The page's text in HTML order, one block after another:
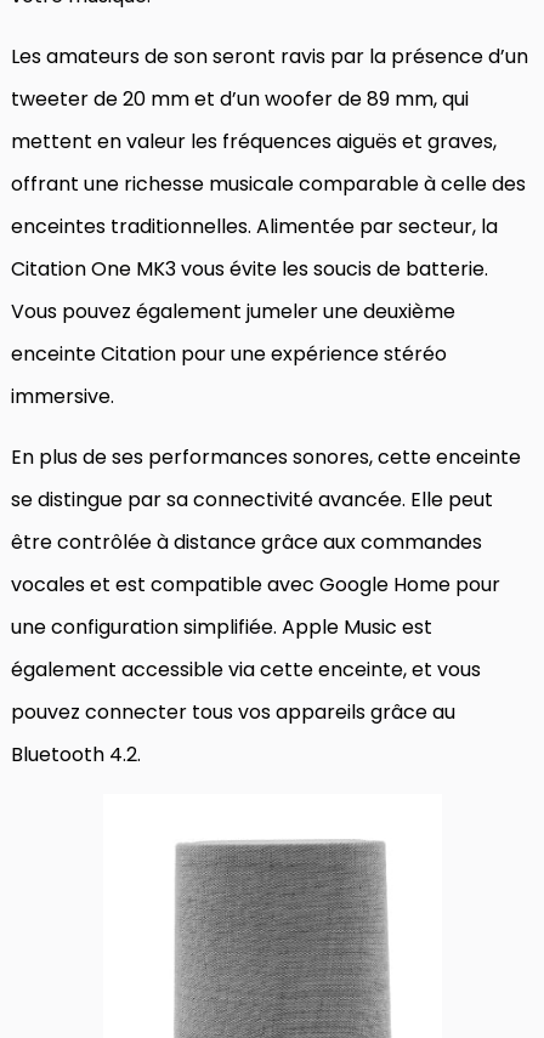
Les amateurs de son seront ravis par la présence d’un
tweeter de 20 mm et d’un woofer de 89 mm, qui
mettent en valeur les fréquences aiguës et graves,
offrant une richesse musicale comparable à celle des
enceintes traditionnelles. Alimentée par secteur, la
Citation One MK3 vous évite les soucis de batterie.
Vous pouvez également jumeler une deuxième
enceinte Citation pour une expérience stéréo
immersive.
En plus de ses performances sonores, cette enceinte
se distingue par sa connectivité avancée. Elle peut
être contrôlée à distance grâce aux commandes
vocales et est compatible avec Google Home pour
une configuration simplifiée. Apple Music est
également accessible via cette enceinte, et vous
pouvez connecter tous vos appareils grâce au
Bluetooth 4.2.